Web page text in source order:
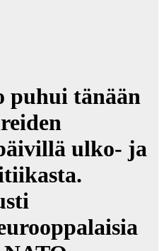
puhui tänään
ulko- ja